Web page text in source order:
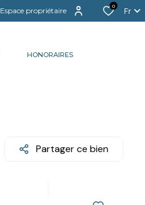
Espace propriétaire
0 Fr
HONORAIRES
Partager ce bien